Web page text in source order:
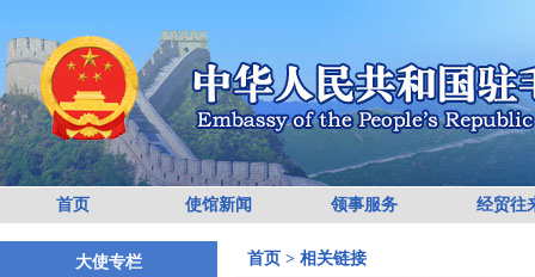
首页 使馆新闻 领事服务 经贸往
大使专栏 首页 > 相关链接